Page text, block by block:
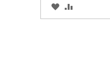
AGREGAR
A
PARA